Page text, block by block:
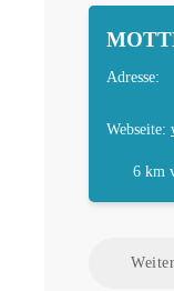
Adresse:
Webseite:
6 km